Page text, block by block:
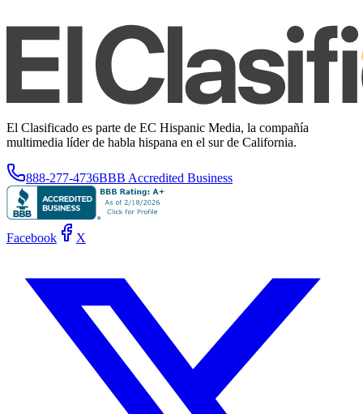
El Clasificado es parte de EC Hispanic Media, la compañía
multimedia líder de habla hispana en el sur de California.
888-277-4736BBB Accredited Business
Facebook X